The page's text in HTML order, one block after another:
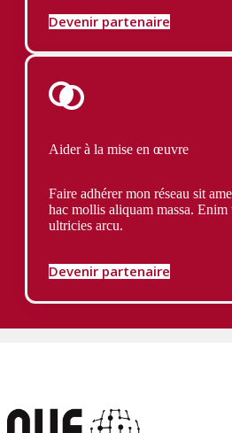
Devenir partenaire
Aider à la mise en œuvre
Faire adhérer mon réseau sit
hac mollis aliquam massa. Enim
ultricies arcu.
Devenir partenaire